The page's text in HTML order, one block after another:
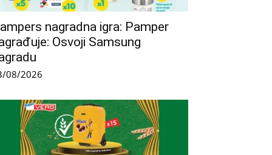
nagradna igra: Pamper
Osvoji Samsung
08/2026